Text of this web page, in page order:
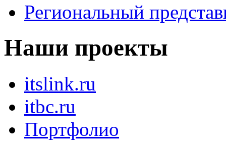
Региональный
Наши проекты
itslink.ru
itbc.ru
Портфолио